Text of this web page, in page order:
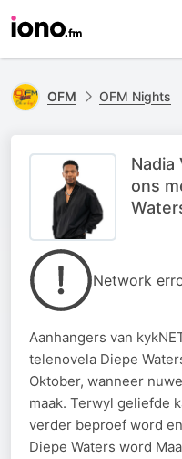
OFM OFM Nights
Nadia
ons
Network
Aanhangers van
telenovela Diepe
Oktober, wanneer
maak. Terwyl geliefde
verder beproef word
Diepe Waters word